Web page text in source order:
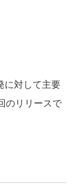
に対して主要
のリリースで